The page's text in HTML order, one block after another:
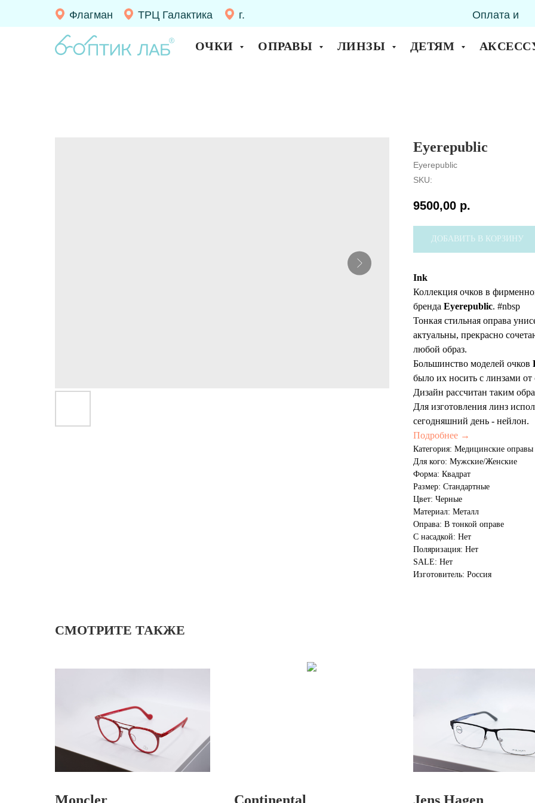
Флагман ТРЦ Галактика
Оплата и
г.
ОЧКИ ОПРАВЫ ЛИНЗЫ ДЕТЯМ
Eyerepublic
Eyerepublic
SKU:
9500,00 р.
ДОБАВИТЬ В КОРЗИНУ
Ink
Коллекция очков в
бренда Eyerepublic. #nbsp
Тонкая стильная оправа
актуальны, прекрасно
любой образ.
Большинство моделей очков
было их носить с линзами от
Дизайн рассчитан таким
Для изготовления линз
сегодняшний день - нейлон.
Подробнее →
Категория: Медицинские оправы
Для кого: Мужские/Женские
Форма: Квадрат
Размер: Стандартные
Цвет: Черные
Материал: Металл
Оправа: В тонкой оправе
С насадкой: Нет
Поляризация: Нет
SALE: Нет
Изготовитель: Россия
СМОТРИТЕ ТАКЖЕ